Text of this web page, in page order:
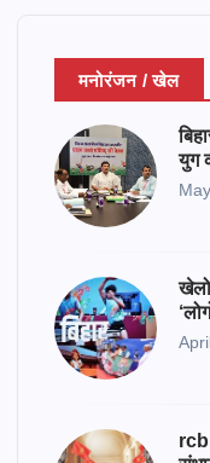
मनोरंजन / खेल
युग
rcb